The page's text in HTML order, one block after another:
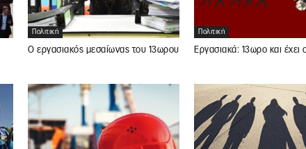
Πολιτική
Ο εργασιακός μεσαίωνας του 13ωρου
Πολιτική
Εργασιακά: 13ωρο και έχει